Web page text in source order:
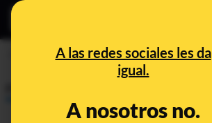
A las redes sociales les da
igual.
A nosotros no.
ciudades